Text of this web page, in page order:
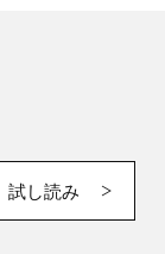
試し読み